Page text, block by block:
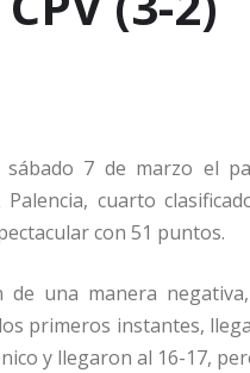
sábado 7 de marzo el
Palencia, cuarto
con 51 puntos.
de una manera
primeros instantes,
y llegaron al 16-17,